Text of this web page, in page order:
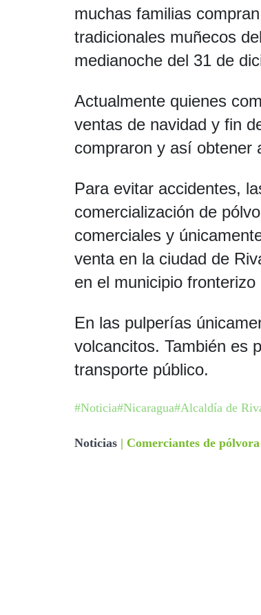
muchas familias
tradicionales muñecos
medianoche del 31 de
Actualmente quienes
ventas de navidad y fin
compraron y así obtener
Para evitar accidentes,
comercialización de
comerciales y
venta en la ciudad de
en el municipio fronterizo
En las pulperías
volcancitos. También es
transporte público.
#Noticia#Nicaragua#Alcaldía de
Noticias| Comerciantes de